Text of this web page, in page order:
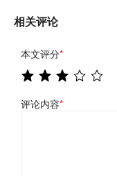
相关评论
本文评分*
评论内容*